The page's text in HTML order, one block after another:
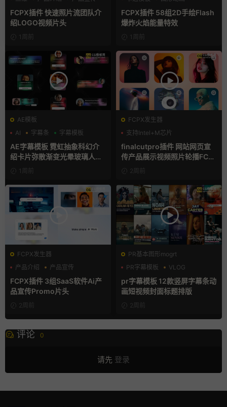
FCPX插件 快速照片流团队介
绍LOGO视频片头
1周前
手绘风
FCPX插件 58组2D手绘Flash
爆炸火焰能量特效
1周前
AE模板
AI
字幕条 字幕模板
AE字幕模板 霓虹抽象科幻介
绍卡片弥散渐变光晕玻璃人名
1周前
FCPX发生器
支持Intel+M芯片
finalcutpro插件 网站网页宣
传产品展示视频照片轮播FCP
X插件
2周前
FCPX发生器
产品介绍
产品宣传
产品展示
FCPX插件 3组SaaS软件Ai产
品宣传Promo片头
2周前
PR基本图形mogrt
PR字幕模板
VLOG
人物介绍
pr字幕模板 12款竖屏字幕条动
画短视频封面标题排版
2周前
评论 0
请先 登录